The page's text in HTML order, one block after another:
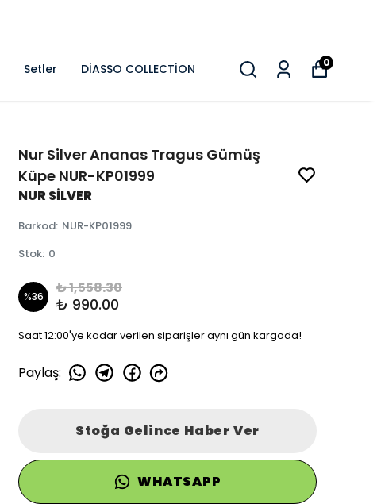
Setler DİASSO COLLECTİON 0
Nur Silver Ananas Tragus Gümüş
Küpe NUR-KP01999
NUR SİLVER
Barkod: NUR-KP01999
Stok: 0
%36 ₺ 1,558.30
₺ 990.00
Saat 12:00'ye kadar verilen siparişler aynı gün kargoda!
Paylaş:
Stoğa Gelince Haber Ver
WHATSAPP